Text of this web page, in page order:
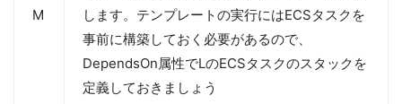
M
します。テンプレートの実行にはECSタスクを
事前に構築しておく必要があるので、
DependsOn属性でLのECSタスクのスタックを
定義しておきましょう